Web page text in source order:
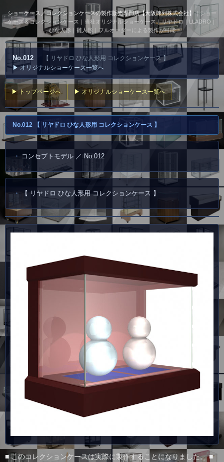
ショーケース／コレクションケースの製作販売専門店【大阪陳列株式会社】｜ショー
ケース＆コレクションケース｜当社オリジナルショーケース｜リヤドロ｜LLADRO｜
ひな人形｜雛人形｜フルオーダーによる製作が可能
No.012
【 リヤドロ ひな人形用 コレクションケース 】
▶ オリジナルショーケース一覧へ
▶ トップページへ ▶ オリジナルショーケース一覧へ
No.012 【 リヤドロ ひな人形用 コレクションケース 】
コンセプトモデル ／ No.012
【 リヤドロ ひな人形用 コレクションケース 】
■ このコレクションケースは実際に製作することになりました。 ■